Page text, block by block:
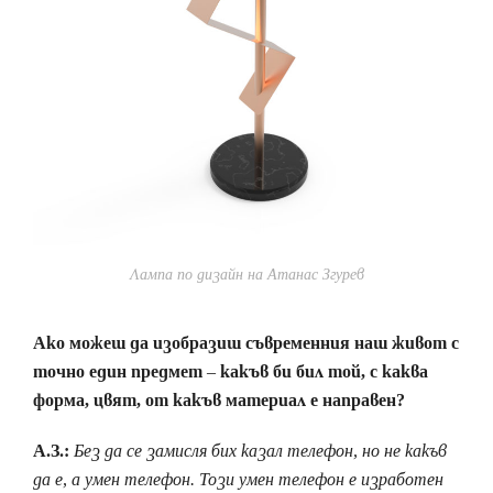
Лампа по дизайн на Атанас Згурев
Ако можеш да изобразиш съвременния наш живот с
точно един предмет – какъв би бил той, с каква
форма, цвят, от какъв материал е направен?
А.З.: Без да се замисля бих казал телефон, но не какъв
да е, а умен телефон. Този умен телефон е изработен